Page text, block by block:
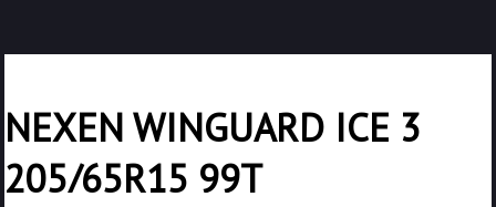
NEXEN WINGUARD ICE 3
205/65R15 99T